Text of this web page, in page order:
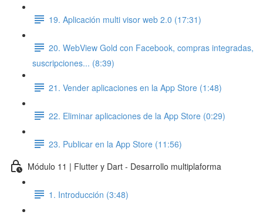
19. Aplicación multi visor web 2.0 (17:31)
20. WebView Gold con Facebook, compras integradas,
suscripciones... (8:39)
21. Vender aplicaciones en la App Store (1:48)
22. Eliminar aplicaciones de la App Store (0:29)
23. Publicar en la App Store (11:56)
Módulo 11 | Flutter y Dart - Desarrollo multiplaforma
1. Introducción (3:48)